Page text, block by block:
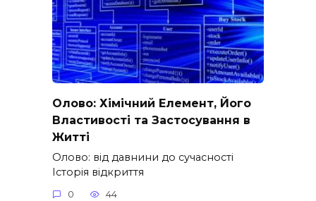
Олово: Хімічний Елемент, Його
Властивості та Застосування в
Житті
Олово: від давнини до сучасності
Історія відкриття
0 44